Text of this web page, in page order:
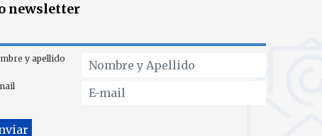
newsletter
y apellido